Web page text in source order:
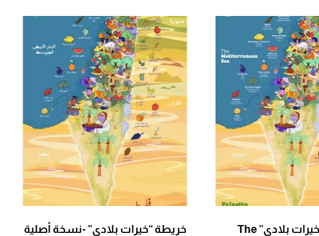
خريطة “خيرات بلادي” The
خريطة “خيرات بلادي” -نسخة أصلية